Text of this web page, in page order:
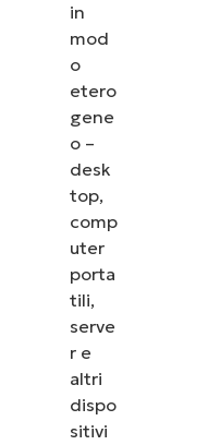
in
mod
o
etero
gene
o –
desk
top,
comp
uter
porta
tili,
serve
r e
altri
dispo
sitivi